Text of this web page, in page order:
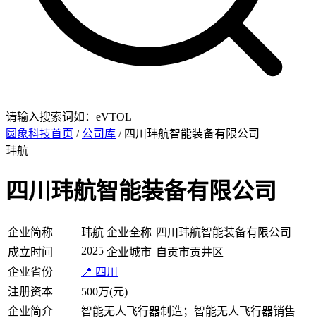
请输入搜索词如：eVTOL
圆象科技首页 / 公司库 / 四川玮航智能装备有限公司
玮航
四川玮航智能装备有限公司
企业简称 玮航 企业全称 四川玮航智能装备有限公司
成立时间
2025 企业城市 自贡市贡井区
企业省份
📍 四川
注册资本
500万(元)
企业简介
智能无人飞行器制造；智能无人飞行器销售